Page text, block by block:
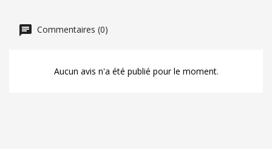
Commentaires (0)
Aucun avis n'a été publié pour le moment.